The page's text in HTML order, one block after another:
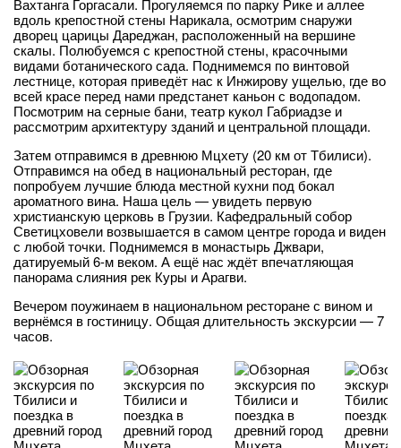
Вахтанга Горгасали. Прогуляемся по парку Рике и аллее
вдоль крепостной стены Нарикала, осмотрим снаружи
дворец царицы Дареджан, расположенный на вершине
скалы. Полюбуемся с крепостной стены, красочными
видами ботанического сада. Поднимемся по винтовой
лестнице, которая приведёт нас к Инжирову ущелью, где во
всей красе перед нами предстанет каньон с водопадом.
Посмотрим на серные бани, театр кукол Габриадзе и
рассмотрим архитектуру зданий и центральной площади.
Затем отправимся в древнюю Мцхету (20 км от Тбилиси).
Отправимся на обед в национальный ресторан, где
попробуем лучшие блюда местной кухни под бокал
ароматного вина. Наша цель — увидеть первую
христианскую церковь в Грузии. Кафедральный собор
Светицховели возвышается в самом центре города и виден
с любой точки. Поднимемся в монастырь Джвари,
датируемый 6-м веком. А ещё нас ждёт впечатляющая
панорама слияния рек Куры и Арагви.
Вечером поужинаем в национальном ресторане с вином и
вернёмся в гостиницу. Общая длительность экскурсии — 7
часов.